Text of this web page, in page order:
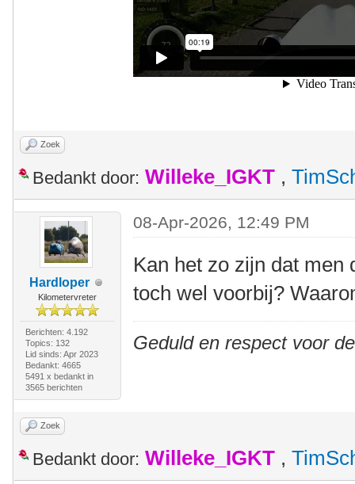
Zoek
Bedankt door: Willeke_IGKT ,
Hardloper
Kilometervreter
Berichten: 4.192
Topics: 132
Lid sinds: Apr 2023
Bedankt: 4665
5491 x bedankt in
3565 berichten
08-Apr-2026, 12:49 PM
Kan het zo zijn dat men
toch wel voorbij?
Geduld en respect voor
Zoek
Bedankt door: Willeke_IGKT ,